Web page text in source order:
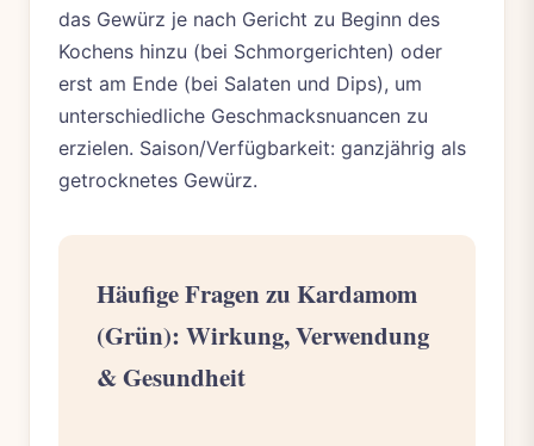
das Gewürz je nach Gericht zu Beginn des
Kochens hinzu (bei Schmorgerichten) oder
erst am Ende (bei Salaten und Dips), um
unterschiedliche Geschmacksnuancen zu
erzielen. Saison/Verfügbarkeit: ganzjährig als
getrocknetes Gewürz.
Häufige Fragen zu Kardamom
(Grün): Wirkung, Verwendung
& Gesundheit